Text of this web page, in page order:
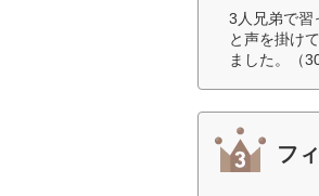
3人兄弟で習
と声を掛け
ました。（
フ